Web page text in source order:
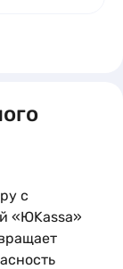
с
«ЮKassa»